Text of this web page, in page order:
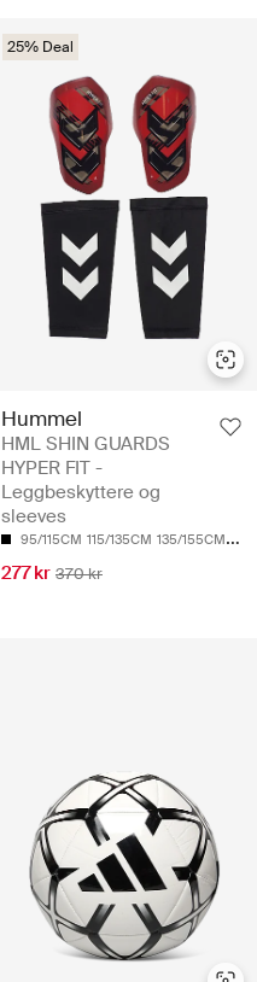
25% Deal
Hummel
HML SHIN GUARDS
HYPER FIT -
Leggbeskyttere og
sleeves
95/115CM 115/135CM 135/155CM 155
277 kr 370 kr